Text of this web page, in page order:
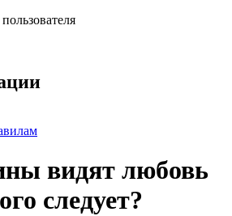
видят любовь
следует?